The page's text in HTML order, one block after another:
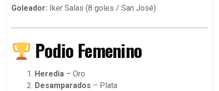
Goleador: Iker Salas (8 goles / San José)
Podio Femenino
Heredia – Oro
Desamparados – Plata